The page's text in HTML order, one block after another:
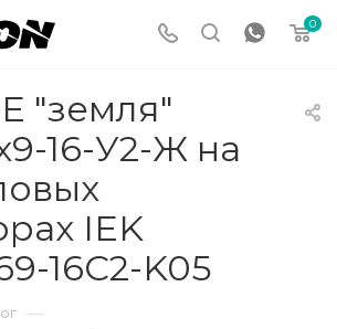
0
"земля"
16-У2-Ж на
IEK
16C2-K05
—